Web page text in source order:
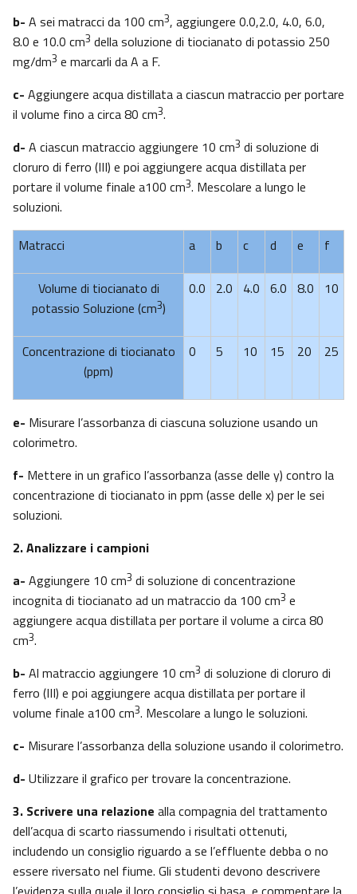
b- A sei matracci da 100 cm3, aggiungere 0.0,2.0, 4.0, 6.0,
8.0 e 10.0 cm3 della soluzione di tiocianato di potassio 250
mg/dm3 e marcarli da A a F.
c- Aggiungere acqua distillata a ciascun matraccio per portare
il volume fino a circa 80 cm3.
d- A ciascun matraccio aggiungere 10 cm3 di soluzione di
cloruro di ferro (III) e poi aggiungere acqua distillata per
portare il volume finale a100 cm3. Mescolare a lungo le
soluzioni.
Matracci
a b c d e f
Volume di tiocianato di
potassio Soluzione (cm3)
0.0 2.0 4.0 6.0 8.0 10
Concentrazione di tiocianato
(ppm)
0 5 10 15 20 25
e- Misurare l’assorbanza di ciascuna soluzione usando un
colorimetro.
f- Mettere in un grafico l’assorbanza (asse delle y) contro la
concentrazione di tiocianato in ppm (asse delle x) per le sei
soluzioni.
2. Analizzare i campioni
a- Aggiungere 10 cm3 di soluzione di concentrazione
incognita di tiocianato ad un matraccio da 100 cm3 e
aggiungere acqua distillata per portare il volume a circa 80
cm3.
b- Al matraccio aggiungere 10 cm3 di soluzione di cloruro di
ferro (III) e poi aggiungere acqua distillata per portare il
volume finale a100 cm3. Mescolare a lungo le soluzioni.
c- Misurare l’assorbanza della soluzione usando il colorimetro.
d- Utilizzare il grafico per trovare la concentrazione.
3. Scrivere una relazione alla compagnia del trattamento
dell’acqua di scarto riassumendo i risultati ottenuti,
includendo un consiglio riguardo a se l’effluente debba o no
essere riversato nel fiume. Gli studenti devono descrivere